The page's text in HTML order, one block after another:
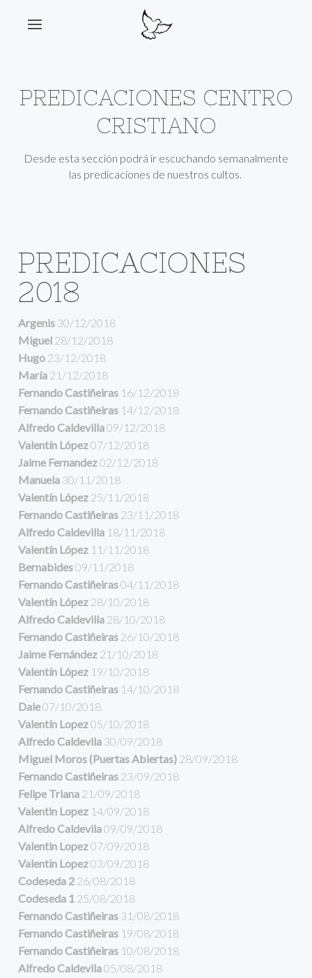
PREDICACIONES CENTRO
CRISTIANO
Desde esta sección podrá ir escuchando semanalmente
las predicaciones de nuestros cultos.
PREDICACIONES
2018
Argenis 30/12/2018
Miguel 28/12/2018
Hugo 23/12/2018
María 21/12/2018
Fernando Castiñeiras 16/12/2018
Fernando Castiñeiras 14/12/2018
Alfredo Caldevilla09/12/2018
Valentín López07/12/2018
Jaime Fernandez02/12/2018
Manuela 30/11/2018
Valentín López 25/11/2018
Fernando Castiñeiras 23/11/2018
Alfredo Caldevilla 18/11/2018
Valentín López 11/11/2018
Bernabides09/11/2018
Fernando Castiñeiras04/11/2018
Valentín López 28/10/2018
Alfredo Caldevilla 28/10/2018
Fernando Castiñeiras 26/10/2018
Jaime Fernández 21/10/2018
Valentín López 19/10/2018
Fernando Castiñeiras 14/10/2018
Dale07/10/2018
Valentín Lopez05/10/2018
Alfredo Caldevila 30/09/2018
Miguel Moros (Puertas Abiertas) 28/09/2018
Fernando Castiñeiras 23/09/2018
Felipe Triana 21/09/2018
Valentin Lopez 14/09/2018
Alfredo Caldevila09/09/2018
Valentin Lopez07/09/2018
Valentin Lopez03/09/2018
Codeseda 2 26/08/2018
Codeseda 1 25/08/2018
Fernando Castiñeiras 31/08/2018
Fernando Castiñeiras 19/08/2018
Fernando Castiñeiras 10/08/2018
Alfredo Caldevila05/08/2018